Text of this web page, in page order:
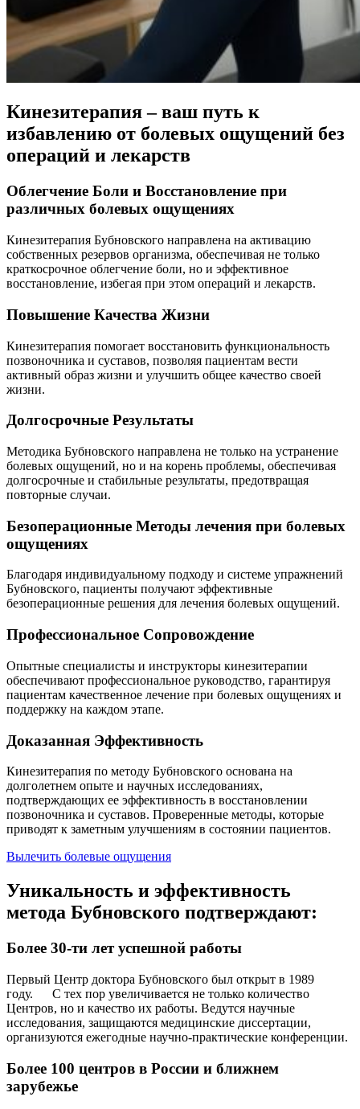
Кинезитерапия – ваш путь к
избавлению от болевых ощущений без
операций и лекарств
Облегчение Боли и Восстановление при
различных болевых ощущениях
Кинезитерапия Бубновского направлена на активацию
собственных резервов организма, обеспечивая не только
краткосрочное облегчение боли, но и эффективное
восстановление, избегая при этом операций и лекарств.
Повышение Качества Жизни
Кинезитерапия помогает восстановить функциональность
позвоночника и суставов, позволяя пациентам вести
активный образ жизни и улучшить общее качество своей
жизни.
Долгосрочные Результаты
Методика Бубновского направлена не только на устранение
болевых ощущений, но и на корень проблемы, обеспечивая
долгосрочные и стабильные результаты, предотвращая
повторные случаи.
Безоперационные Методы лечения при болевых
ощущениях
Благодаря индивидуальному подходу и системе упражнений
Бубновского, пациенты получают эффективные
безоперационные решения для лечения болевых ощущений.
Профессиональное Сопровождение
Опытные специалисты и инструкторы кинезитерапии
обеспечивают профессиональное руководство, гарантируя
пациентам качественное лечение при болевых ощущениях и
поддержку на каждом этапе.
Доказанная Эффективность
Кинезитерапия по методу Бубновского основана на
долголетнем опыте и научных исследованиях,
подтверждающих ее эффективность в восстановлении
позвоночника и суставов. Проверенные методы, которые
приводят к заметным улучшениям в состоянии пациентов.
Вылечить болевые ощущения
Уникальность и эффективность
метода Бубновского подтверждают:
Более 30-ти лет успешной работы
Первый Центр доктора Бубновского был открыт в 1989
году. С тех пор увеличивается не только количество
Центров, но и качество их работы. Ведутся научные
исследования, защищаются медицинские диссертации,
организуются ежегодные научно-практические конференции.
Более 100 центров в России и ближнем
зарубежье